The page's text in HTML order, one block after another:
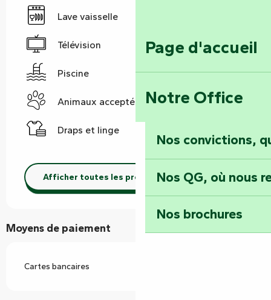
Page d'accueil
Notre Office
Nos convictions,
Nos QG, où nous
Nos brochures
Lave vaisselle
Télévision
Piscine
Animaux acceptés
Draps et linge
Afficher toutes les prestations
Moyens de paiement
Cartes bancaires